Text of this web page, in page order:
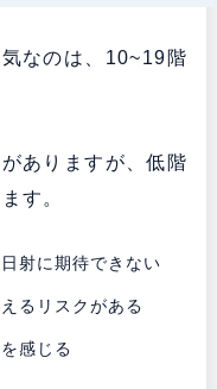
なのは、10~19階
ありますが、低階
す。
射に期待できない
るリスクがある
感じる